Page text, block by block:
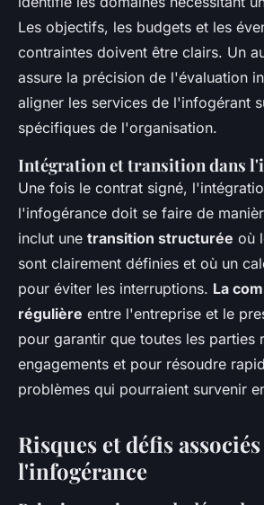
Les objectifs, les budgets et les
contraintes doivent être clairs. Un
assure la précision de l'évaluation
aligner les services de l'infogérant
spécifiques de l'organisation.
Intégration et transition dans
Une fois le contrat signé,
l'infogérance doit se faire de
inclut une transition structurée où
sont clairement définies et où un
pour éviter les interruptions. La
régulière entre l'entreprise et le
pour garantir que toutes les parties
engagements et pour résoudre
problèmes qui pourraient survenir
Risques et défis associés
l'infogérance